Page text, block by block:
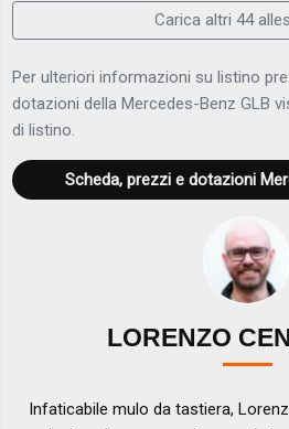
Carica altri 44
Per ulteriori informazioni su listino
dotazioni della Mercedes-Benz GLB
di listino.
Scheda, prezzi e dotazioni
LORENZO
Infaticabile mulo da tastiera,